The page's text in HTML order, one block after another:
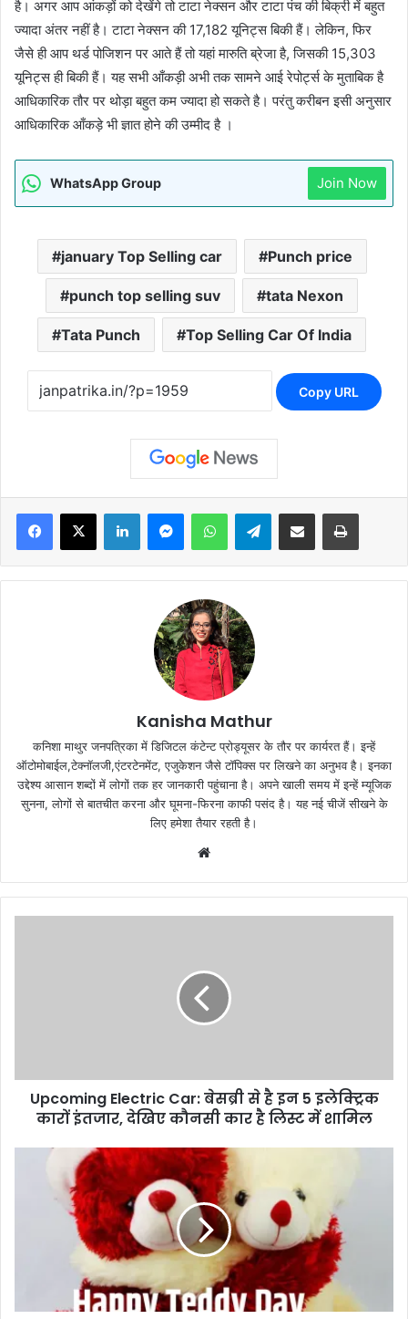
है। अगर आप आंकड़ों को देखेंगे तो टाटा नेक्सन और टाटा पंच की बिक्री में बहुत
ज्यादा अंतर नहीं है। टाटा नेक्सन की 17,182 यूनिट्स बिकी हैं। लेकिन, फिर
जैसे ही आप थर्ड पोजिशन पर आते हैं तो यहां मारुति ब्रेजा है, जिसकी 15,303
यूनिट्स ही बिकी हैं। यह सभी आँकड़ी अभी तक सामने आई रेपोर्ट्स के मुताबिक है
आधिकारिक तौर पर थोड़ा बहुत कम ज्यादा हो सकते है। परंतु करीबन इसी अनुसार
आधिकारिक आँकड़े भी ज्ञात होने की उम्मीद है ।
WhatsApp Group Join Now
january Top Selling car Punch price
punch top selling suv tata Nexon
Tata Punch Top Selling Car Of India
Copy URL
Facebook
X LinkedInMessengerWhatsAppTelegramShare via Email Print
Kanisha Mathur
कनिशा माथुर जनपत्रिका में डिजिटल कंटेन्ट प्रोड्यूसर के तौर पर कार्यरत हैं। इन्हें
ऑटोमोबाईल,टेक्नॉलजी,एंटरटेनमेंट, एजुकेशन जैसे टॉपिक्स पर लिखने का अनुभव है। इनका
उद्देश्य आसान शब्दों में लोगों तक हर जानकारी पहुंचाना है। अपने खाली समय में इन्हें म्यूजिक
सुनना, लोगों से बातचीत करना और घूमना-फिरना काफी पसंद है। यह नई चीजें सीखने के
लिए हमेशा तैयार रहती है।
Upcoming Electric Car: बेसब्री से है इन 5 इलेक्ट्रिक
कारों इंतजार, देखिए कौनसी कार है लिस्ट में शामिल